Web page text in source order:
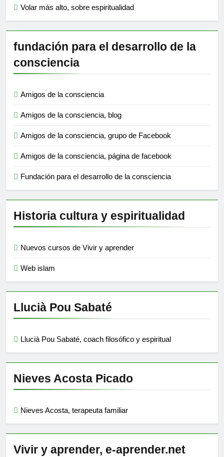
Volar más alto, sobre espiritualidad
fundación para el desarrollo de la
consciencia
Amigos de la consciencia
Amigos de la consciencia, blog
Amigos de la consciencia, grupo de Facebook
Amigos de la consciencia, página de facebook
Fundación para el desarrollo de la consciencia
Historia cultura y espiritualidad
Nuevos cursos de Vivir y aprender
Web islam
Llucià Pou Sabaté
Llucià Pou Sabaté, coach filosófico y espiritual
Nieves Acosta Picado
Nieves Acosta, terapeuta familiar
Vivir y aprender, e-aprender.net